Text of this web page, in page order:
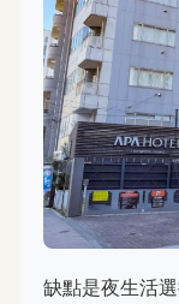
缺點是夜生活